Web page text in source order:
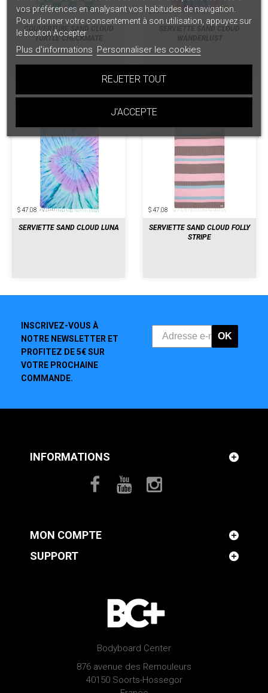
COUVERTURE SAND CLOUD
TURTLE CHECKMATE
$ 85.52 $ 66.30
SERVIETTE SAND CLOUD LUNA
$ 47.08
SERVIETTE SAND CLOUD FOLLY
STRIPE
$ 47.08
INSCRIVEZ-VOUS À
NOTRE NEWSLETTER ET
PROFITEZ DE 5€ SUR
VOTRE PROCHAINE
COMMANDE.
OK
INFORMATIONS
MON COMPTE
SUPPORT
Bodyboard Center
876 avenue des Remouleurs
40150 Soorts-Hossegor
vos préférences en analysant vos habitudes de navigation.
Pour donner votre consentement à son utilisation, appuyez sur
le bouton Accepter.
Plus d'informations Personnaliser les cookies
REJETER TOUT
J'ACCEPTE